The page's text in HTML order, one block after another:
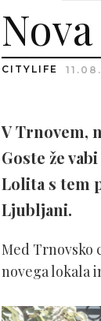
CITYLIFE
V Trnovem,
Goste že
Lolita s tem
Ljubljani.
Med Trnovsko
novega lokala